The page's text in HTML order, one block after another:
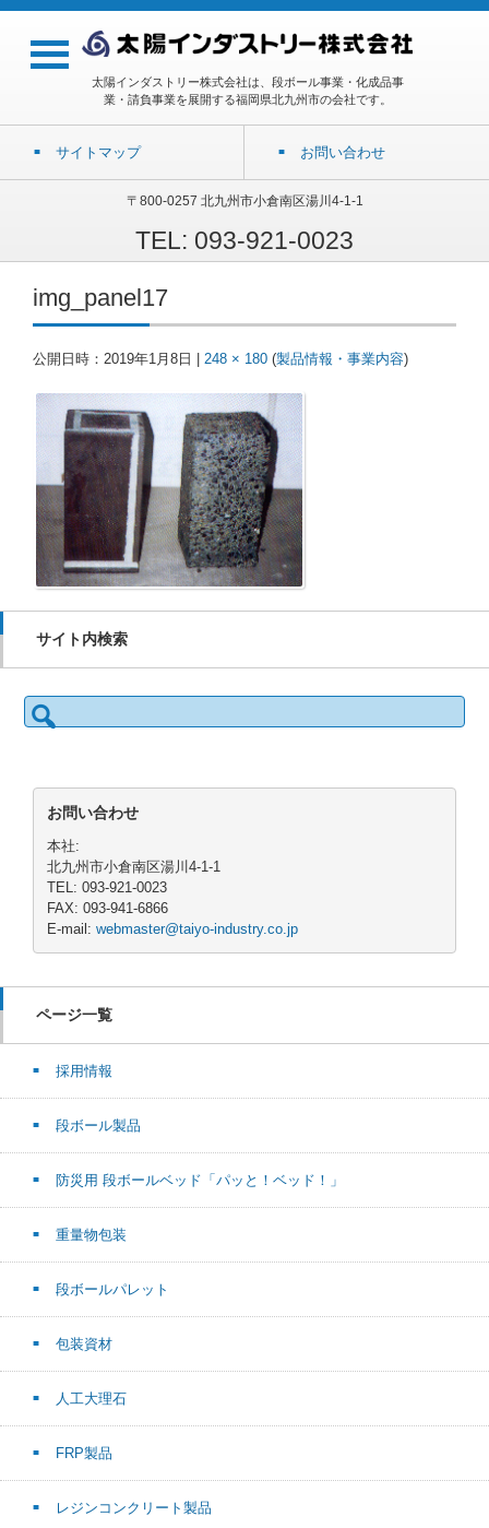
太陽インダストリー株式会社は、段ボール事業・化成品事
業・請負事業を展開する福岡県北九州市の会社です。
サイトマップ お問い合わせ
〒800-0257 北九州市小倉南区湯川4-1-1
TEL: 093-921-0023
img_panel17
公開日時： 2019年1月8日 248 × 180 (製品情報・事業内容)
サイト内検索
検
索:
お問い合わせ
本社:
北九州市小倉南区湯川4-1-1
TEL: 093-921-0023
FAX: 093-941-6866
E-mail: webmaster@taiyo-industry.co.jp
ページ一覧
採用情報
段ボール製品
防災用 段ボールベッド「パッと！ベッド！」
重量物包装
段ボールパレット
包装資材
人工大理石
FRP製品
レジンコンクリート製品